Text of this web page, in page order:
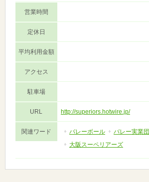
営業時間
定休日
平均利用金額
アクセス
駐車場
URL http://superiors.hotwire.jp/
関連ワード バレーボール バレー実業団
大阪スーペリアーズ